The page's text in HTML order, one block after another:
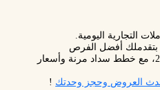
التجارية اليومية.
بتقدملك أفضل الفرص
الاستثمارية والسكنية لعام 2025، مع خطط سداد مرنة وأسعار
العروض وحجز وحدتك !